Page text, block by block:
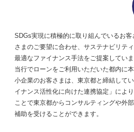
SDGs実現に積極的に取り組んでいるお
さまのご要望に合わせ、サステナビリテ
最適なファイナンス手法をご提案していま
当行でローンをご利用いただいた都内に
小企業のお客さまは、東京都と締結して
イナンス活性化に向けた連携協定」によ
ことで東京都からコンサルティングや外
補助を受けることができます。